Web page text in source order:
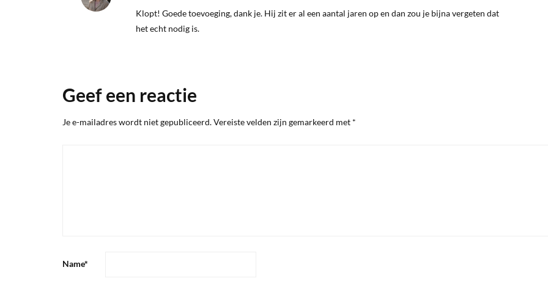
Klopt! Goede toevoeging, dank je. Hij zit er al een aantal jaren op en dan zou je bijna vergeten dat
het echt nodig is.
Geef een reactie
Je e-mailadres wordt niet gepubliceerd.Vereiste velden zijn gemarkeerd met *
Name*